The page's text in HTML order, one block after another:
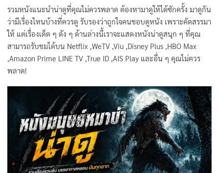
รวมหนังแนะนําน่าดูที่คุณไม่ควรพลาด ต้องหามาดูให้ได้ซักครั้ง มาดูกัน
ว่ามีเรื่องไหนบ้างที่ควรดู รับรองว่าถูกใจคนชอบดูหนัง เพราะคัดสรรมา
ให้ แต่เรื่องเด็ด ๆ ดัง ๆ ด้านล่างนี้เราจะแสดงหนังน่าดูสนุก ๆ ที่คุณ
สามารถรับชมได้บน Netflix ,WeTV ,Viu ,Disney Plus ,HBO Max
,Amazon Prime LINE TV ,True ID ,AIS Play และอื่น ๆ คุณไม่ควร
พลาด!